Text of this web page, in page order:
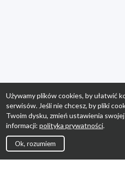
Używamy plików cookies, by ułatwić
serwisów. Jeśli nie chcesz, by pliki
Twoim dysku, zmień ustawienia
informacji: polityka prywatności.
Ok, rozumiem